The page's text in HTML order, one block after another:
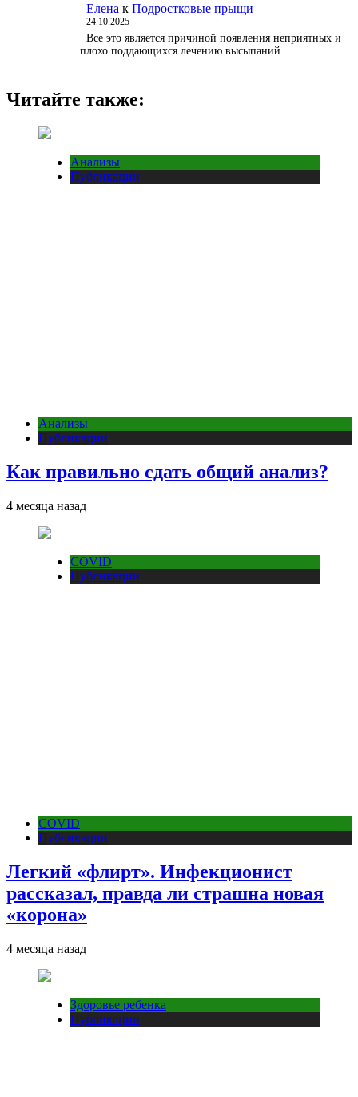
Елена к Подростковые прыщи
24.10.2025
Все это является причиной появления неприятных и
плохо поддающихся лечению высыпаний.
Читайте также:
Анализы
Публикации
Анализы
Публикации
Как правильно сдать общий анализ?
4 месяца назад
COVID
Публикации
COVID
Публикации
Легкий «флирт». Инфекционист
рассказал, правда ли страшна новая
«корона»
4 месяца назад
Здоровье ребенка
Публикации